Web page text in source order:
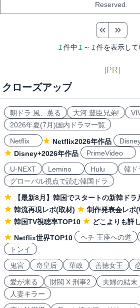
Reserved.
1 件中 1 ～ 1 件を表示して
[PR]
クローズアップ
朝ドラ:風、薫る 大河:豊臣兄弟!
2026年夏(7月)国内ドラマ一覧
Netflix
Netflix2026年作品
Disney+2026年作品
PrimeVideo
U-NEXT
Lemino Hulu
韓ド
グローバル視点で読む韓国ドラ
【最新8月】韓国でスタートの新韓ドラ
韓流再現レポ(取材)
制作発表会レポ
韓国TV視聴率TOP10
どこよりも詳
Netflix世界TOP10
ヘチ 王座への道
トンイ
鬼宮
奇皇后 華政 善徳女王
愛が来る 財閥 X 刑事2 夫婦の結末
人妻キラー